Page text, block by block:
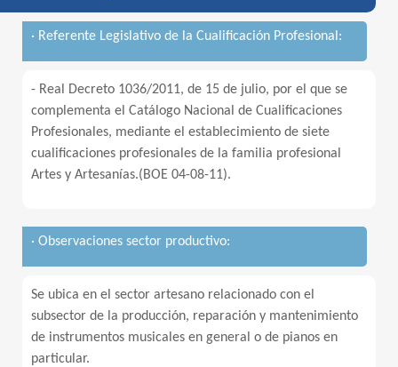
· Referente Legislativo de la Cualificación Profesional:
- Real Decreto 1036/2011, de 15 de julio, por el que se
complementa el Catálogo Nacional de Cualificaciones
Profesionales, mediante el establecimiento de siete
cualificaciones profesionales de la familia profesional
Artes y Artesanías.(BOE 04-08-11).
· Observaciones sector productivo:
Se ubica en el sector artesano relacionado con el
subsector de la producción, reparación y mantenimiento
de instrumentos musicales en general o de pianos en
particular.